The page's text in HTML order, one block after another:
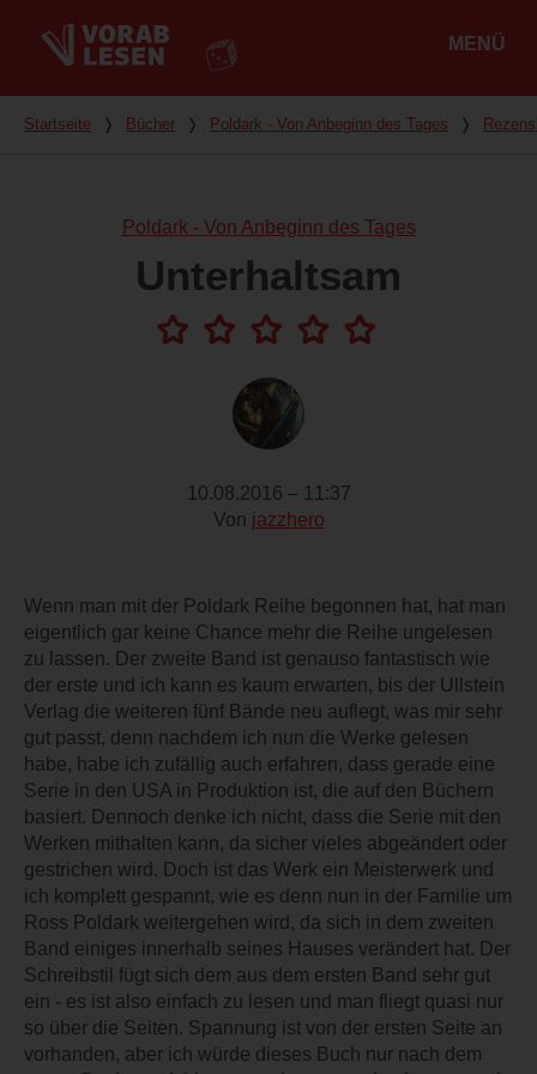
MENÜ
Du bist hier
Startseite ❭ Bücher ❭ Poldark - Von Anbeginn des Tages ❭
Poldark - Von Anbeginn des Tages
Unterhaltsam
10.08.2016 – 11:37
Von jazzhero
Wenn man mit der Poldark Reihe begonnen hat, hat man
eigentlich gar keine Chance mehr die Reihe ungelesen
zu lassen. Der zweite Band ist genauso fantastisch wie
der erste und ich kann es kaum erwarten, bis der Ullstein
Verlag die weiteren fünf Bände neu auflegt, was mir sehr
gut passt, denn nachdem ich nun die Werke gelesen
habe, habe ich zufällig auch erfahren, dass gerade eine
Serie in den USA in Produktion ist, die auf den Büchern
basiert. Dennoch denke ich nicht, dass die Serie mit den
Werken mithalten kann, da sicher vieles abgeändert oder
gestrichen wird. Doch ist das Werk ein Meisterwerk und
ich komplett gespannt, wie es denn nun in der Familie um
Ross Poldark weitergehen wird, da sich in dem zweiten
Band einiges innerhalb seines Hauses verändert hat. Der
Schreibstil fügt sich dem aus dem ersten Band sehr gut
ein - es ist also einfach zu lesen und man fliegt quasi nur
so über die Seiten. Spannung ist von der ersten Seite an
vorhanden, aber ich würde dieses Buch nur nach dem